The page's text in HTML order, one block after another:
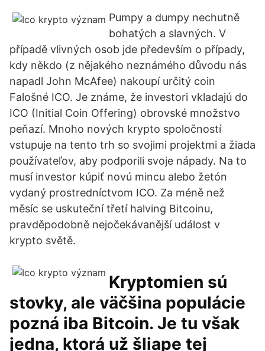
Pumpy a dumpy nechutně
bohatých a slavných. V
případě vlivných osob jde především o případy,
kdy někdo (z nějakého neznámého důvodu nás
napadl John McAfee) nakoupí určitý coin
Falošné ICO. Je známe, že investori vkladajú do
ICO (Initial Coin Offering) obrovské množstvo
peňazí. Mnoho nových krypto spoločností
vstupuje na tento trh so svojimi projektmi a žiada
používateľov, aby podporili svoje nápady. Na to
musí investor kúpiť novú mincu alebo žetón
vydaný prostredníctvom ICO. Za méně než
měsíc se uskuteční třetí halving Bitcoinu,
pravděpodobně nejočekávanější událost v
krypto světě.
Kryptomien sú
stovky, ale väčšina populácie
pozná iba Bitcoin. Je tu však
jedna, ktorá už šliape tej